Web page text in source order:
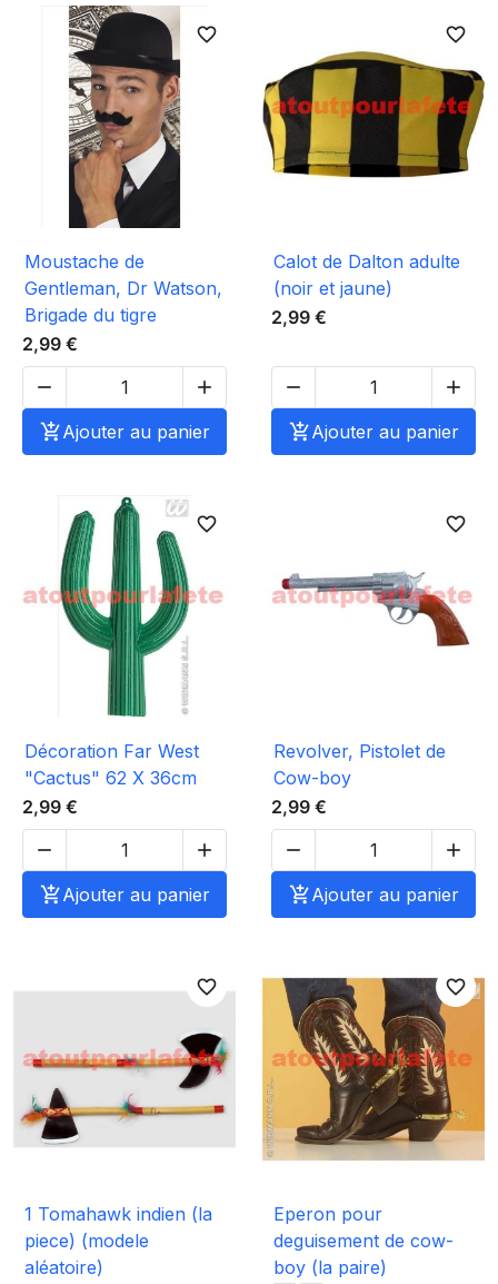
favorite_border
Moustache de
Gentleman, Dr Watson,
Brigade du tigre
2,99 €


Ajouter au panier
favorite_border
Calot de Dalton adulte
(noir et jaune)
2,99 €


Ajouter au panier
favorite_border
Décoration Far West
"Cactus" 62 X 36cm
2,99 €


Ajouter au panier
favorite_border
Revolver, Pistolet de
Cow-boy
2,99 €


Ajouter au panier
favorite_border
1 Tomahawk indien (la
piece) (modele
aléatoire)
favorite_border
Eperon pour
deguisement de cow-
boy (la paire)